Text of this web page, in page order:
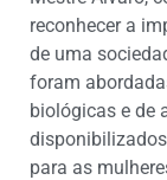
reconhecer a
de uma
foram
biológicas e de
para as